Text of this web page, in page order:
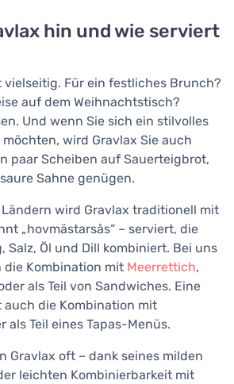
hin und wie serviert
vielseitig. Für ein festliches Brunch?
auf dem Weihnachtstisch?
Und wenn Sie sich ein stilvolles
wird Gravlax Sie auch
paar Scheiben auf Sauerteigbrot,
Sahne genügen.
wird Gravlax traditionell mit
„hovmästarsås“ – serviert, die
Salz, Öl und Dill kombiniert. Bei uns
Kombination mit Meerrettich,
als Teil von Sandwiches. Eine
auch die Kombination mit
als Teil eines Tapas-Menüs.
Gravlax oft – dank seines milden
leichten Kombinierbarkeit mit